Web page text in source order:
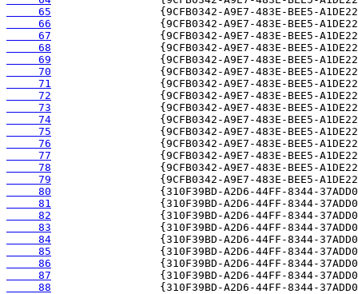
     65
     66
     67
     68
     69
     70
     71
     72
     73
     74
     75
     76
     77
     78
     79
     80
     81
     82
     83
     84
     85
     86
     87
     88